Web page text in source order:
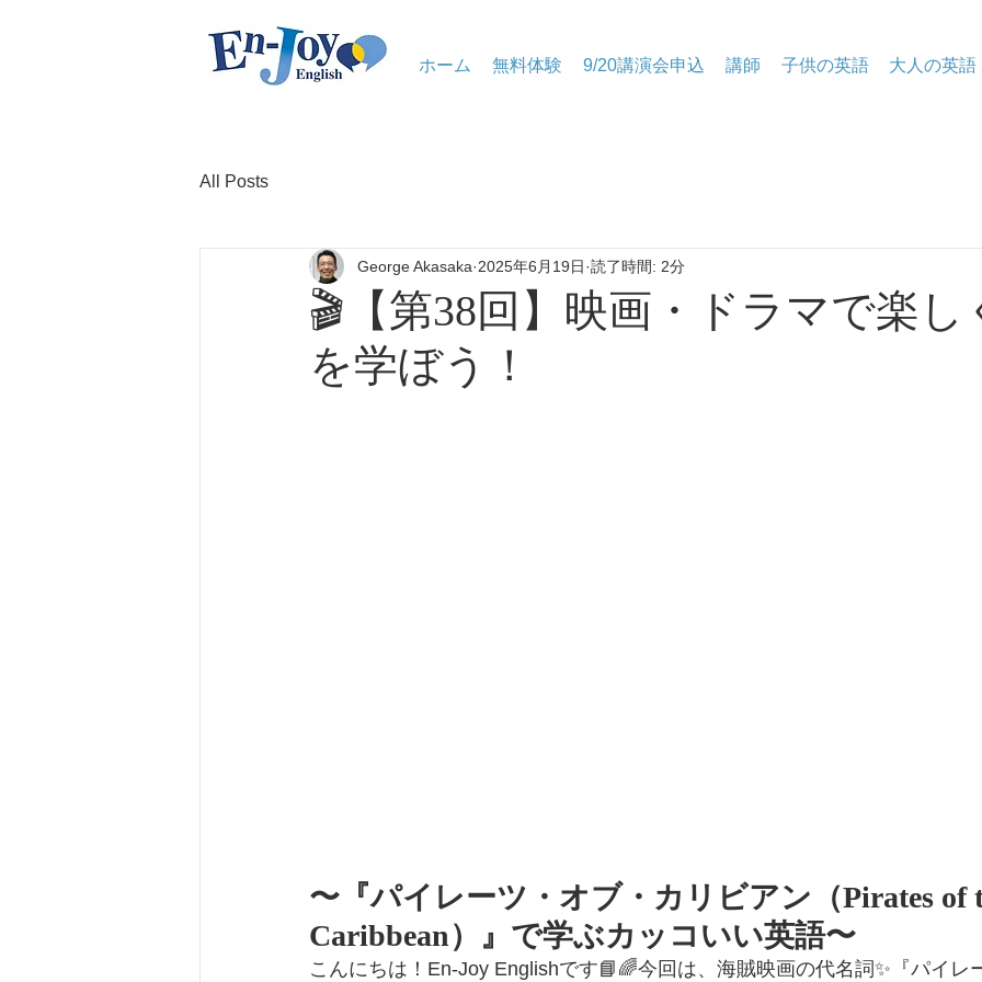
ホーム 無料体験 9/20講演会申込 講師 子供の英語 大人の英語
All Posts
🎬【第38回】映画・ドラマで楽し
を学ぼう！
George Akasaka 2025年6月19日 読了時間: 2分
〜『パイレーツ・オブ・カリビアン（Pirates of
Caribbean）』で学ぶカッコいい英語〜
こんにちは！En-Joy Englishです📘🌈今回は、海賊映画の代名詞✨『パイレ